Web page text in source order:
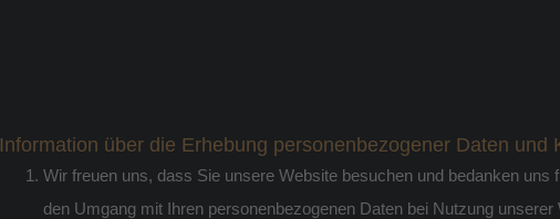
Information über die Erhebung personenbezogener Daten und
Wir freuen uns, dass Sie unsere Website besuchen und bedanken
den Umgang mit Ihren personenbezogenen Daten bei Nutzung